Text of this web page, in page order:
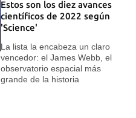
Estos son los diez avances
científicos de 2022 según
'Science'
La lista la encabeza un claro
vencedor: el James Webb, el
observatorio espacial más
grande de la historia